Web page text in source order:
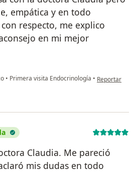
empática y en todo
respecto, me explico
en mi mejor
• Primera visita Endocrinología • en opinión
Reportar
Claudia. Me pareció
mis dudas en todo